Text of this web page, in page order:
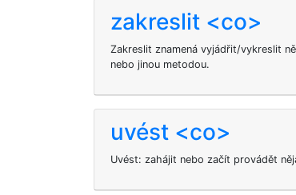
zakreslit <co>
Zakreslit znamená vyjádřit/vykreslit
nebo jinou metodou.
uvést <co>
Uvést: zahájit nebo začít provádět